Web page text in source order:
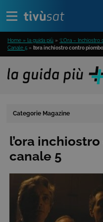
Home » la guida più » ‘L’Ora –
Canale 5 » l’ora inchiostro contro
Categorie Magazine
l’ora
canale 5